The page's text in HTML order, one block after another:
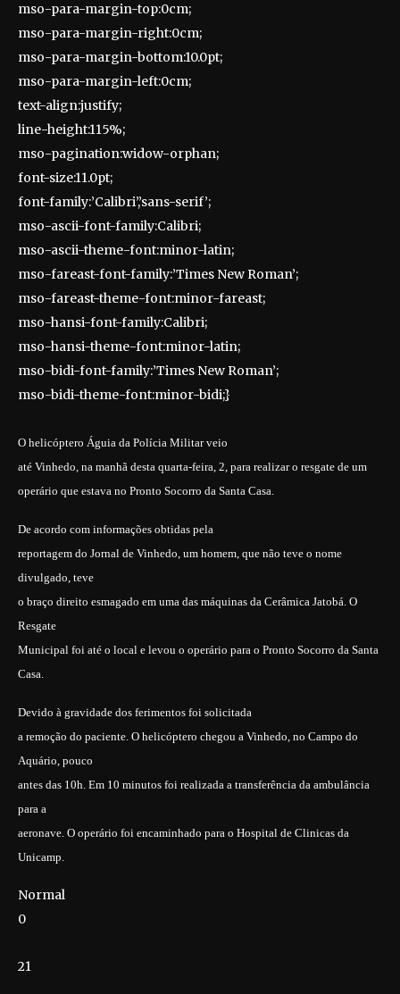
mso-para-margin-top:0cm;
mso-para-margin-right:0cm;
mso-para-margin-bottom:10.0pt;
mso-para-margin-left:0cm;
text-align:justify;
line-height:115%;
mso-pagination:widow-orphan;
font-size:11.0pt;
font-family:’Calibri’,’sans-serif’;
mso-ascii-font-family:Calibri;
mso-ascii-theme-font:minor-latin;
mso-fareast-font-family:’Times New Roman’;
mso-fareast-theme-font:minor-fareast;
mso-hansi-font-family:Calibri;
mso-hansi-theme-font:minor-latin;
mso-bidi-font-family:’Times New Roman’;
mso-bidi-theme-font:minor-bidi;}
O helicóptero Águia da Polícia Militar veio
até Vinhedo, na manhã desta quarta-feira, 2, para realizar o resgate de um
operário que estava no Pronto Socorro da Santa Casa.
De acordo com informações obtidas pela
reportagem do Jornal de Vinhedo, um homem, que não teve o nome
divulgado, teve
o braço direito esmagado em uma das máquinas da Cerâmica Jatobá. O
Resgate
Municipal foi até o local e levou o operário para o Pronto Socorro da Santa
Casa.
Devido à gravidade dos ferimentos foi solicitada
a remoção do paciente. O helicóptero chegou a Vinhedo, no Campo do
Aquário, pouco
antes das 10h. Em 10 minutos foi realizada a transferência da ambulância
para a
aeronave. O operário foi encaminhado para o Hospital de Clinicas da
Unicamp.
Normal
0
21